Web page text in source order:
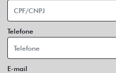
Telefone
E-mail